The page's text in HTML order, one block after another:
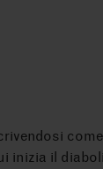
inizia il